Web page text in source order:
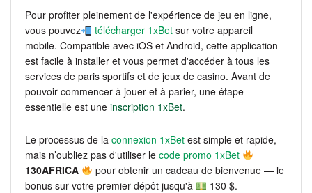
Pour profiter pleinement de l'expérience de jeu en ligne,
vous pouvez
télécharger 1xBet sur votre appareil
mobile. Compatible avec iOS et Android, cette application
est facile à installer et vous permet d'accéder à tous les
services de paris sportifs et de jeux de casino. Avant de
pouvoir commencer à jouer et à parier, une étape
essentielle est une inscription 1xBet.
Le processus de la connexion 1xBet est simple et rapide,
mais n’oubliez pas d'utiliser le code promo 1xBet
130AFRICA
pour obtenir un cadeau de bienvenue — le
bonus sur votre premier dépôt jusqu'à
130 $.